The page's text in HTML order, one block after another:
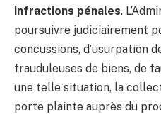
infractions pénales.
poursuivre judiciairement
concussions, d’usurpation
frauduleuses de biens, de
une telle situation, la
porte plainte auprès du